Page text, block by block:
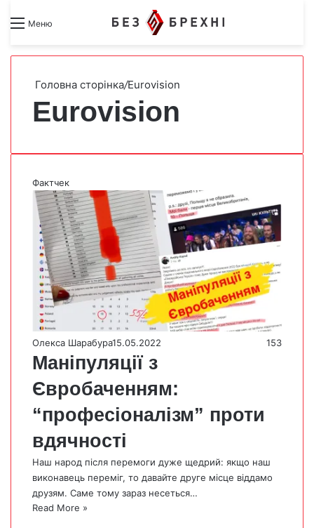
Меню Search forSwitch skin
Головна сторінка/Eurovision
Eurovision
Фактчек
Олекса Шарабура15.05.2022 153
Маніпуляції з
Євробаченням:
“професіоналізм” проти
вдячності
Наш народ після перемоги дуже щедрий: якщо наш
виконавець переміг, то давайте друге місце віддамо
друзям. Саме тому зараз несеться…
Read More »